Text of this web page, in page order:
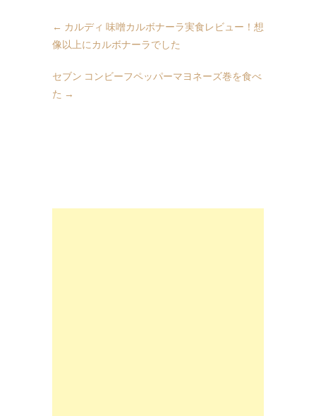
← カルディ 味噌カルボナーラ実食レビュー！想
像以上にカルボナーラでした
セブン コンビーフペッパーマヨネーズ巻を食べ
た →